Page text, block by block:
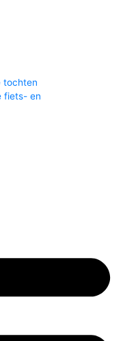
tochten
fiets- en